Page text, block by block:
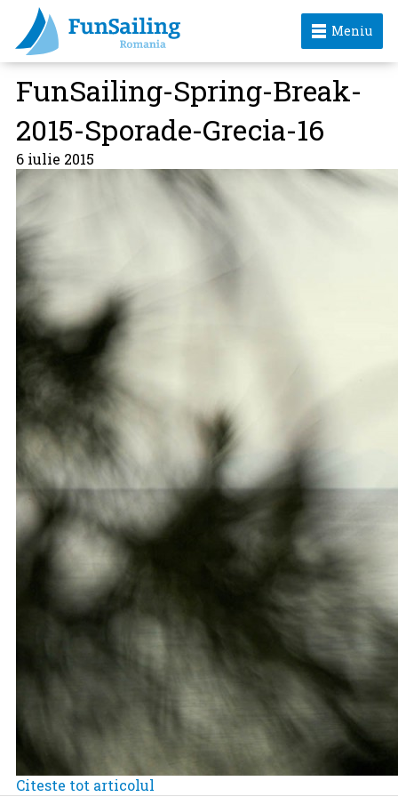
Meniu
FunSailing-Spring-Break-
2015-Sporade-Grecia-16
6 iulie 2015
Citeste tot articolul